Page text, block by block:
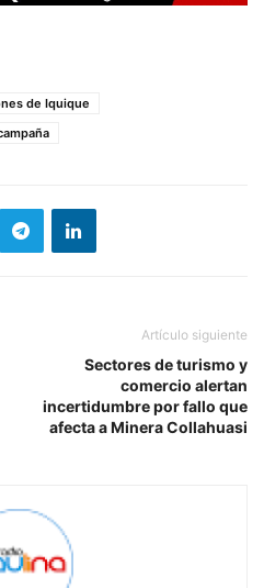
de Iquique
Artículo siguiente
Sectores de turismo y
comercio alertan
incertidumbre por fallo que
afecta a Minera Collahuasi